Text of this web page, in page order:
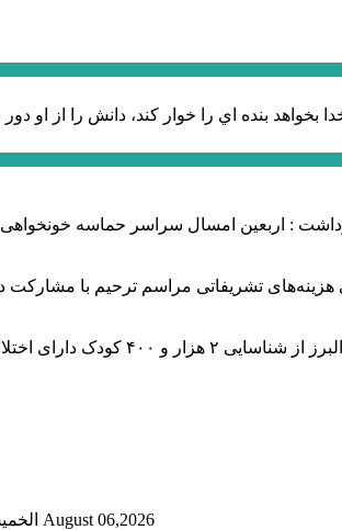
بخواهد بنده اي را خوار كند، دانش را از او
هزینه‌های تشریفاتی مراسم ترحیم با مشارکت
الخميس ۲۱ August 06,2026